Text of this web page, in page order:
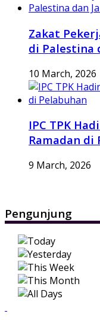
Zakat
di Palestina
10 March, 2026
IPC TPK
Ramadan di
9 March, 2026
Pengunjung